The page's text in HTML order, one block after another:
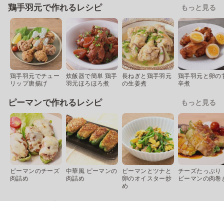
鶏手羽元で作れるレシピ もっと見る
鶏手羽元でチュー
リップ唐揚げ
炊飯器で簡単 鶏手
羽元ほろほろ煮
長ねぎと鶏手羽元
の生姜煮
鶏手羽元と卵の
辛煮
ピーマンで作れるレシピ もっと見る
ピーマンのチーズ
肉詰め
中華風 ピーマンの
肉詰め
ピーマンとツナと
卵のオイスター炒
め
チーズたっぷり
ピーマンの肉巻